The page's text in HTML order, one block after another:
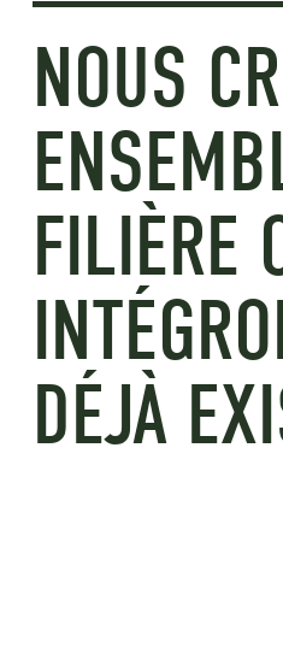
NOUS
FILIÈRE
DÉJÀ